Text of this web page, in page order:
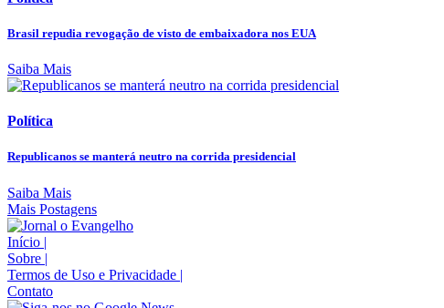
Brasil repudia revogação de visto de embaixadora nos EUA
Saiba Mais
Política
Republicanos se manterá neutro na corrida presidencial
Saiba Mais
Mais Postagens
Início |
Sobre |
Termos de Uso e Privacidade |
Contato